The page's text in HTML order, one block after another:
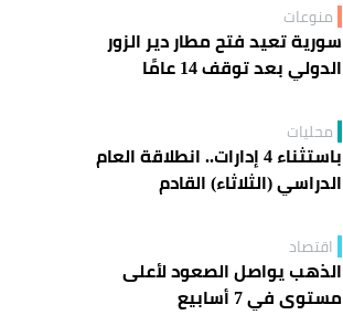
منوعات
سورية تعيد فتح مطار دير الزور
الدولي بعد توقف 14 عامًا
محليات
باستثناء 4 إدارات.. انطلاقة العام
الدراسي (الثلاثاء) القادم
اقتصاد
الذهب يواصل الصعود لأعلى
مستوى في 7 أسابيع